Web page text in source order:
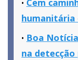
Cem
humanitária
Boa
na detecção